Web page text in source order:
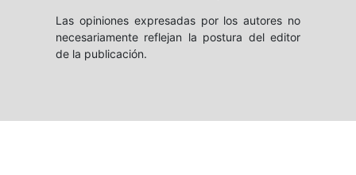
Las opiniones expresadas por los autores no
necesariamente reflejan la postura del editor
de la publicación.